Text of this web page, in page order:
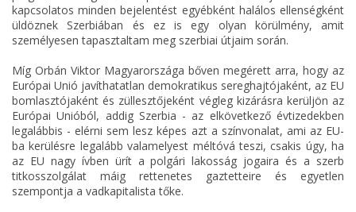
kapcsolatos minden bejelentést egyébként halálos ellenségként
üldöznek Szerbiában és ez is egy olyan körülmény, amit
személyesen tapasztaltam meg szerbiai útjaim során.
Míg Orbán Viktor Magyarországa bőven megérett arra, hogy az
Európai Unió javíthatatlan demokratikus sereghajtójaként, az EU
bomlasztójaként és züllesztőjeként végleg kizárásra kerüljön az
Európai Unióból, addig Szerbia - az elkövetkező évtizedekben
legalábbis - elérni sem lesz képes azt a színvonalat, ami az EU-
ba kerülésre legalább valamelyest méltóvá teszi, csakis úgy, ha
az EU nagy ívben ürít a polgári lakosság jogaira és a szerb
titkosszolgálat máig rettenetes gaztetteire és egyetlen
szempontja a vadkapitalista tőke.